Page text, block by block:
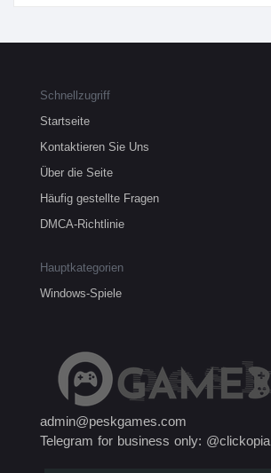
Schnellzugriff
Startseite
Kontaktieren Sie Uns
Über die Seite
Häufig gestellte Fragen
DMCA-Richtlinie
Hauptkategorien
Windows-Spiele
admin@peskgames.com
Telegram for business only: @clickopia